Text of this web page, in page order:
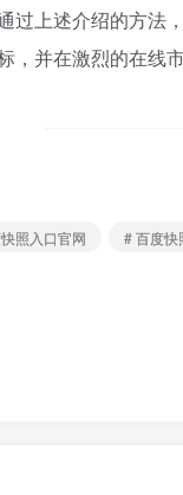
过上述介绍的方法
，并在激烈的在线
照入口官网 # 百度快